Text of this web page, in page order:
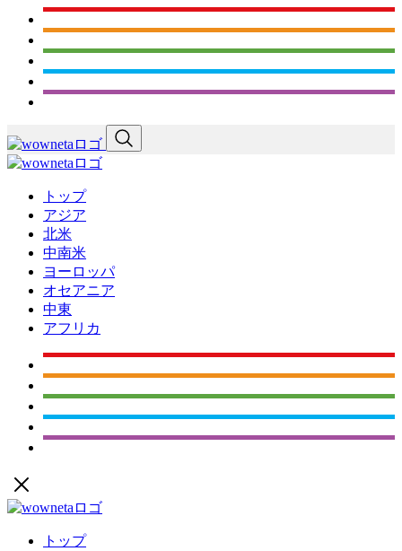
トップ
アジア
北米
中南米
ヨーロッパ
オセアニア
中東
アフリカ
トップ